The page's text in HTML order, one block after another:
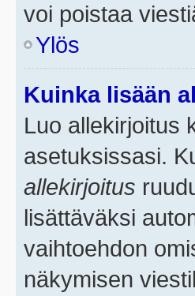
voi poistaa
Ylös
Kuinka lisään
Luo allekirjoitus
asetuksissasi.
allekirjoitus
lisättäväksi
vaihtoehdon
näkymisen